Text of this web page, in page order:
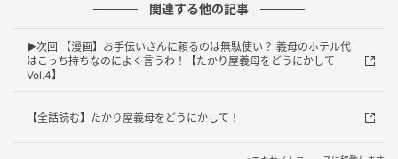
関連する他の記事
▶次回 【漫画】お手伝いさんに頼るのは無駄使い？ 義母のホテル代
はこっち持ちなのによく言うわ！【たかり屋義母をどうにかして
Vol.4】
【全話読む】たかり屋義母をどうにかして！